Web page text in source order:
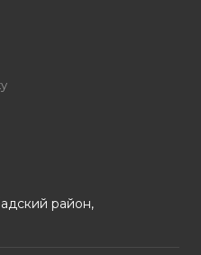
район,